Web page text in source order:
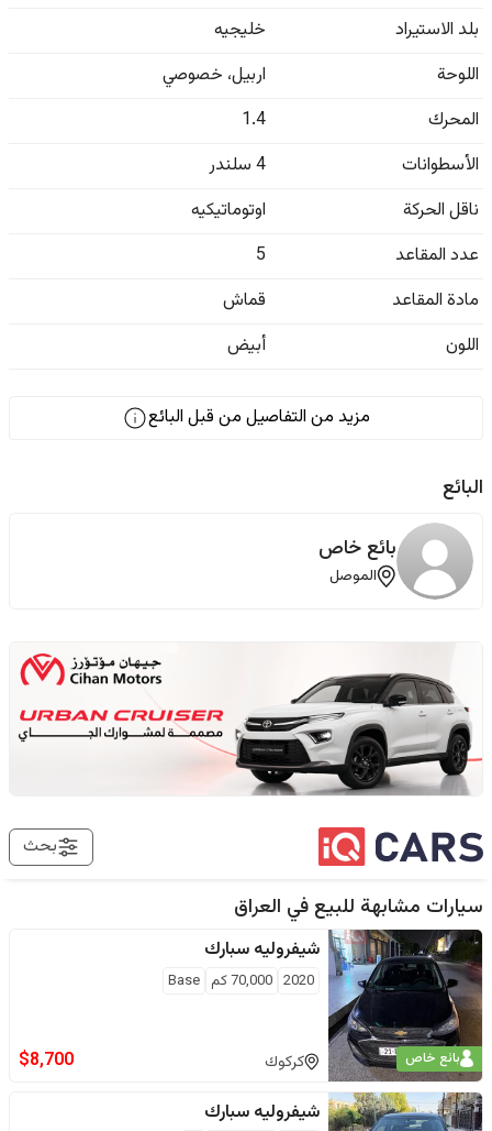
بلد الاستيراد
خليجيه
اللوحة
اربيل، خصوصي
المحرك
1.4
الأسطوانات
4 سلندر
ناقل الحركة
اوتوماتيكيه
عدد المقاعد
5
مادة المقاعد
قماش
اللون
أبيض
مزيد من التفاصيل من قبل البائع
البائع
بائع خاص
الموصل
بحث
سيارات مشابهة للبيع في العراق
بائع خاص
شيفروليه سبارك
2020
70,000كم Base
كركوك $8,700
شيفروليه سبارك